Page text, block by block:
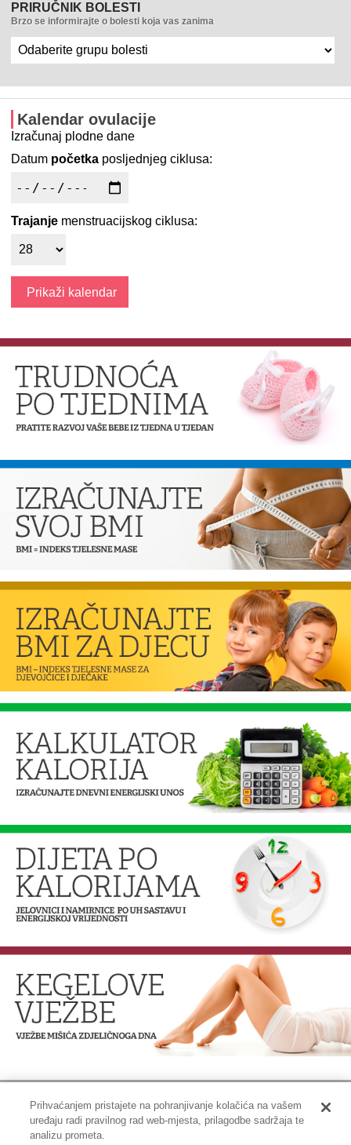
PRIRUČNIK BOLESTI
Brzo se informirajte o bolesti koja vas zanima
Kalendar ovulacije
Izračunaj plodne dane
Datum početka posljednjeg ciklusa:
Trajanje menstruacijskog ciklusa:
Impressum | Pravne informacije
Prihvaćanjem pristajete na pohranjivanje kolačića na vašem
uređaju radi pravilnog rad web-mjesta, prilagodbe sadržaja te
analizu prometa.